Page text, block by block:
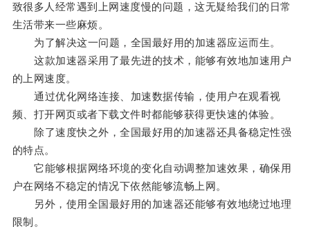
致很多人经常遇到上网速度慢的问题，这无疑给我们的日常
生活带来一些麻烦。
为了解决这一问题，全国最好用的加速器应运而生。
这款加速器采用了最先进的技术，能够有效地加速用户
的上网速度。
通过优化网络连接、加速数据传输，使用户在观看视
频、打开网页或者下载文件时都能够获得更快速的体验。
除了速度快之外，全国最好用的加速器还具备稳定性强
的特点。
它能够根据网络环境的变化自动调整加速效果，确保用
户在网络不稳定的情况下依然能够流畅上网。
另外，使用全国最好用的加速器还能够有效地绕过地理
限制。